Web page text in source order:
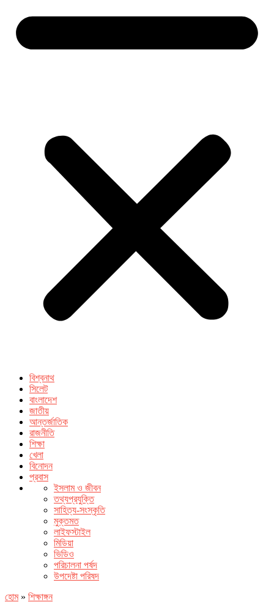
বিশ্বনাথ
সিলেট
বাংলাদেশ
জাতীয়
আন্তর্জাতিক
রাজনীতি
শিক্ষা
খেলা
বিনোদন
প্রবাস
ইসলাম ও জীবন
তথ্যপ্রযুক্তি
সাহিত্য-সংস্কৃতি
মুক্তমত
লাইফস্টাইল
মিডিয়া
ভিডিও
পরিচালনা পর্ষদ
উপদেষ্টা পরিষদ
হোম» শিক্ষাঙ্গন